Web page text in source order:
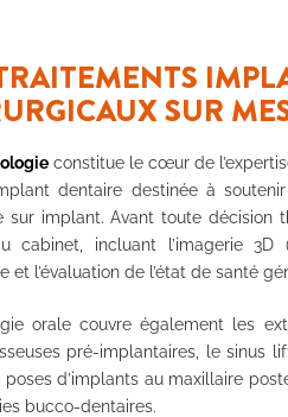
SUR
constitue le cœur de
dentaire destinée à
sur implant. Avant toute décision
cabinet, incluant l’imagerie 3D
et l’évaluation de l’état de santé
orale couvre également les
pré-implantaires, le sinus
poses d’implants au maxillaire
bucco-dentaires.